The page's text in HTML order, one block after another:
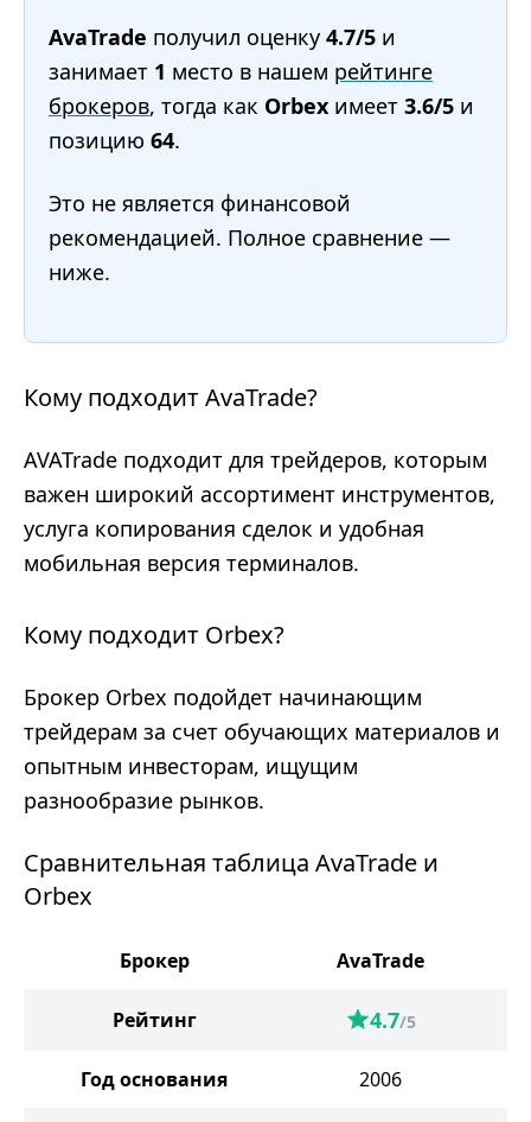
AvaTrade получил оценку 4.7/5 и
занимает 1 место в нашем рейтинге
брокеров, тогда как Orbex имеет 3.6/5 и
позицию 64.
Это не является финансовой
рекомендацией. Полное сравнение —
ниже.
Кому подходит AvaTrade?
AVATrade подходит для трейдеров, которым
важен широкий ассортимент инструментов,
услуга копирования сделок и удобная
мобильная версия терминалов.
Кому подходит Orbex?
Брокер Orbex подойдет начинающим
трейдерам за счет обучающих материалов и
опытным инвесторам, ищущим
разнообразие рынков.
Сравнительная таблица AvaTrade и
Orbex
Брокер AvaTrade
Рейтинг 4.7/5
Год основания 2006